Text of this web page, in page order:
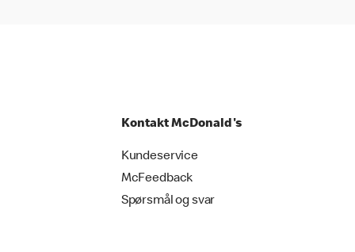
Kontakt McDonald's
Kundeservice
McFeedback
Spørsmål og svar